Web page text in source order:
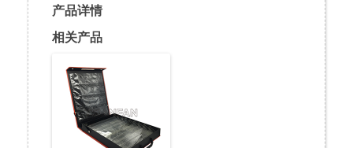
产品详情
相关产品